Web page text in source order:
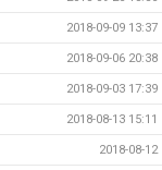
2018-09-09 13:37
2018-09-06 20:38
2018-09-03 17:39
2018-08-13 15:11
2018-08-12